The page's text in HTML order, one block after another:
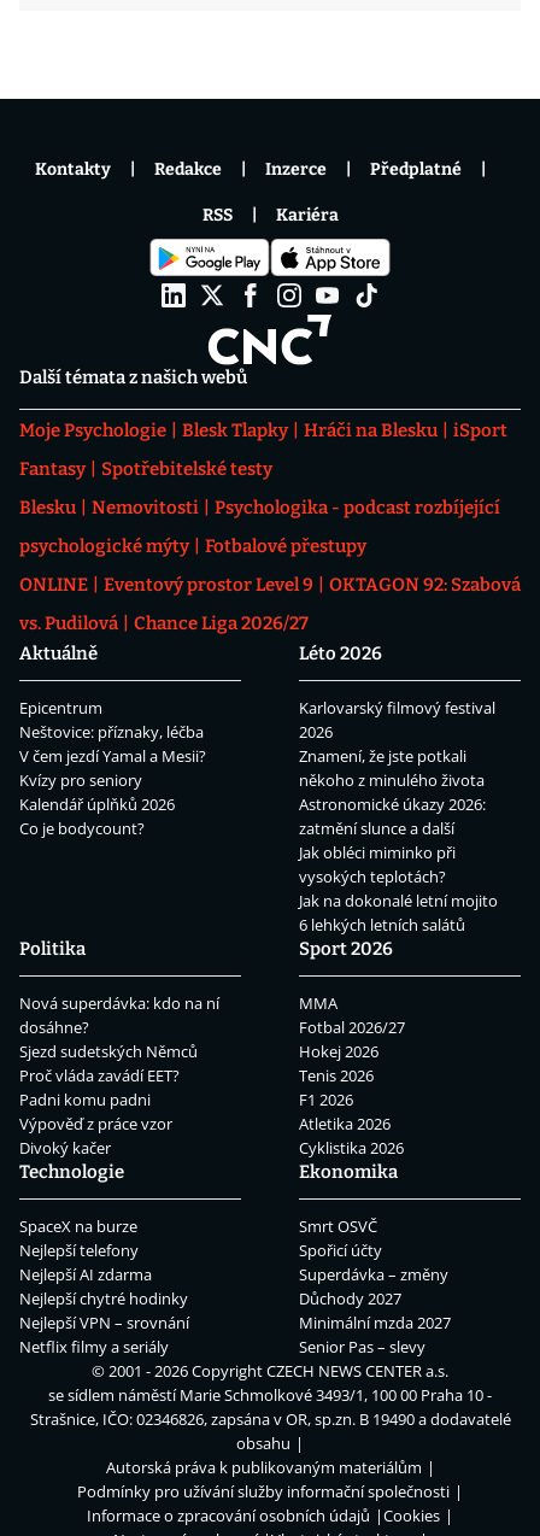
Další témata z našich webů
Moje Psychologie Blesk Tlapky Hráči na Blesku
iSport
Fantasy
Spotřebitelské testy
Blesku
Nemovitosti
Psychologika - podcast rozbíjející
psychologické mýty
Fotbalové přestupy
ONLINE
Eventový prostor Level 9
OKTAGON 92: Szabová
vs. Pudilová
Chance Liga 2026/27
Aktuálně
Epicentrum
Neštovice: příznaky, léčba
V čem jezdí Yamal a Mesii?
Kvízy pro seniory
Kalendář úplňků 2026
Co je bodycount?
Léto 2026
Karlovarský filmový festival
2026
Znamení, že jste potkali
někoho z minulého života
Astronomické úkazy 2026:
zatmění slunce a další
Jak obléci miminko při
vysokých teplotách?
Jak na dokonalé letní mojito
6 lehkých letních salátů
Politika
Nová superdávka: kdo na ní
dosáhne?
Sjezd sudetských Němců
Proč vláda zavádí EET?
Padni komu padni
Výpověď z práce vzor
Divoký kačer
Sport 2026
MMA
Fotbal 2026/27
Hokej 2026
Tenis 2026
F1 2026
Atletika 2026
Cyklistika 2026
Technologie
SpaceX na burze
Nejlepší telefony
Nejlepší AI zdarma
Nejlepší chytré hodinky
Nejlepší VPN – srovnání
Netflix filmy a seriály
Ekonomika
Smrt OSVČ
Spořicí účty
Superdávka – změny
Důchody 2027
Minimální mzda 2027
Senior Pas – slevy
Kontakty Redakce Inzerce Předplatné
RSS Kariéra
© 2001 - 2026 CopyrightCZECH NEWS CENTER a.s.
se sídlem náměstí Marie Schmolkové 3493/1, 100 00 Praha 10 -
Strašnice, IČO: 02346826, zapsána v OR, sp.zn. B 19490 a dodavatelé
obsahu
Autorská práva k publikovaným materiálům
Podmínky pro užívání služby informační společnosti
Informace o zpracování osobních údajů
Cookies